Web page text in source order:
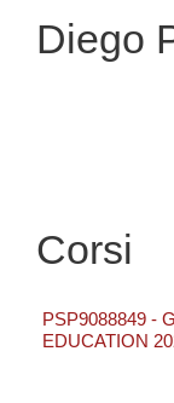
Diego
Corsi
PSP9088849 -
EDUCATION